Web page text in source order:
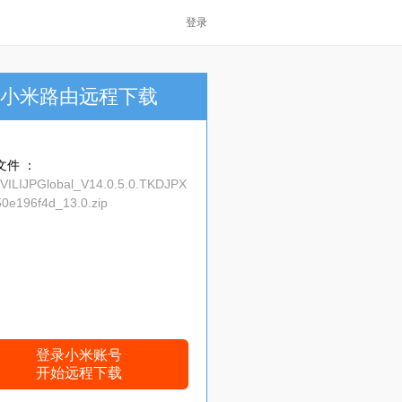
登录
小米路由远程下载
件 ：
登录小米账号
开始远程下载